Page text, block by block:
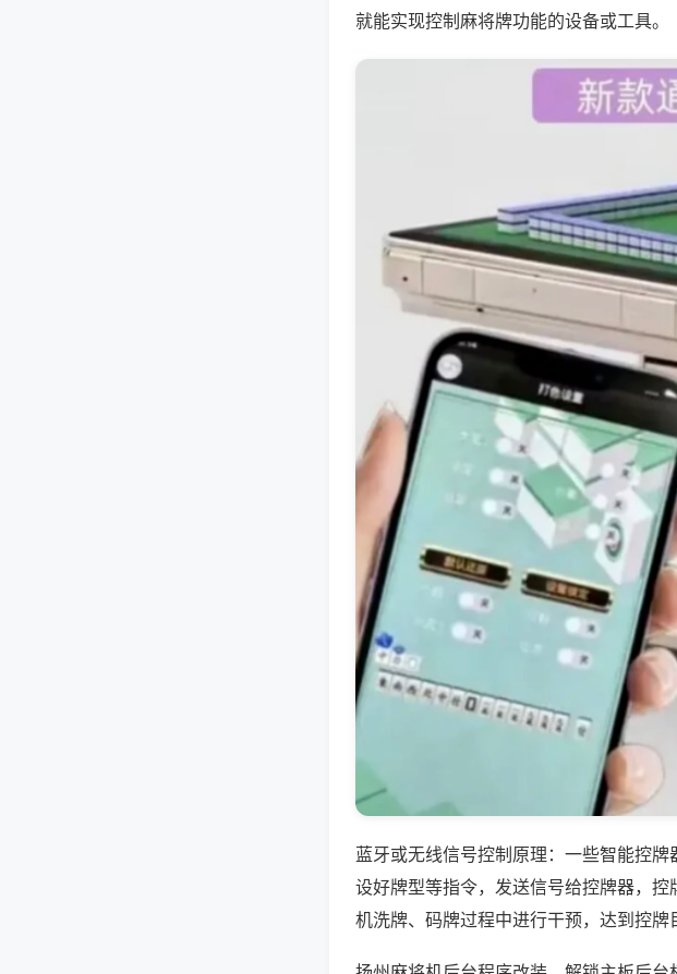
就能实现控制麻将牌功能的设备或工具。
蓝牙或无线信号控制原理：一些智能控
设好牌型等指令，发送信号给控牌器，
机洗牌、码牌过程中进行干预，达到控牌